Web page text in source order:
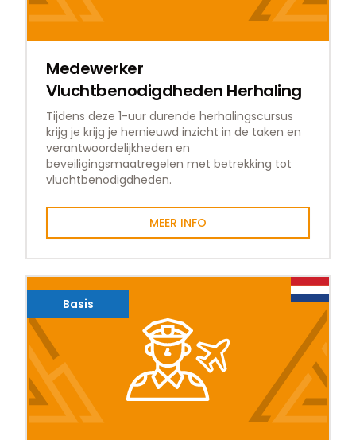
Medewerker
Vluchtbenodigdheden Herhaling
Tijdens deze 1-uur durende herhalingscursus
krijg je krijg je hernieuwd inzicht in de taken en
verantwoordelijkheden en
beveiligingsmaatregelen met betrekking tot
vluchtbenodigdheden.
MEER INFO
Basis